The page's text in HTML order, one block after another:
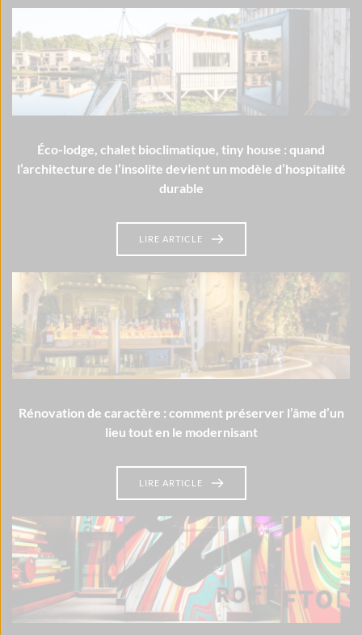
Éco-lodge, chalet bioclimatique, tiny house : quand
l’architecture de l’insolite devient un modèle d’hospitalité
durable
LIRE ARTICLE
Rénovation de caractère : comment préserver l’âme d’un
lieu tout en le modernisant
LIRE ARTICLE